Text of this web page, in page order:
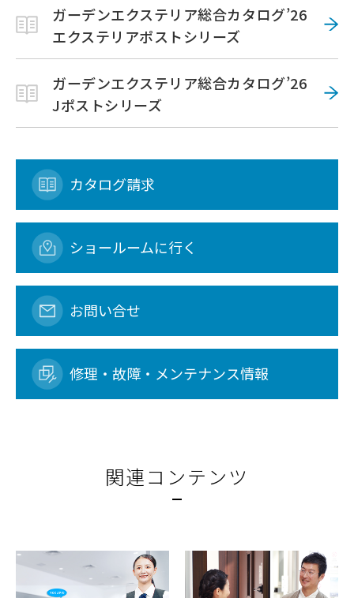
ガーデンエクステリア総合カタログ’26
エクステリアポストシリーズ
ガーデンエクステリア総合カタログ’26
Jポストシリーズ
カタログ請求
ショールームに行く
お問い合せ
修理・故障・メンテナンス情報
関連コンテンツ